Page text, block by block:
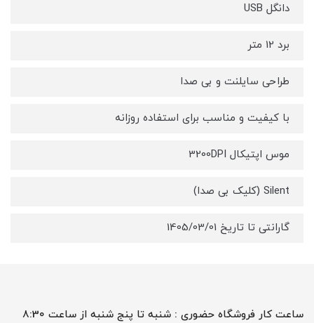
دانگل USB
برد 12 متر
طراحی سایلنت و بی صدا
با کیفیت و مناسب برای استفاده روزانه
موس اپتیکال 3200DPI
Silent (کلیک بی صدا)
گارانتی تا تاریخ 1405/03/01
ساعت کار فروشگاه حضوری : شنبه تا پنج شنبه از ساعت 8:30